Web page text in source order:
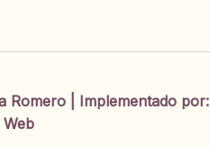
Romero | Implementado por:
Web